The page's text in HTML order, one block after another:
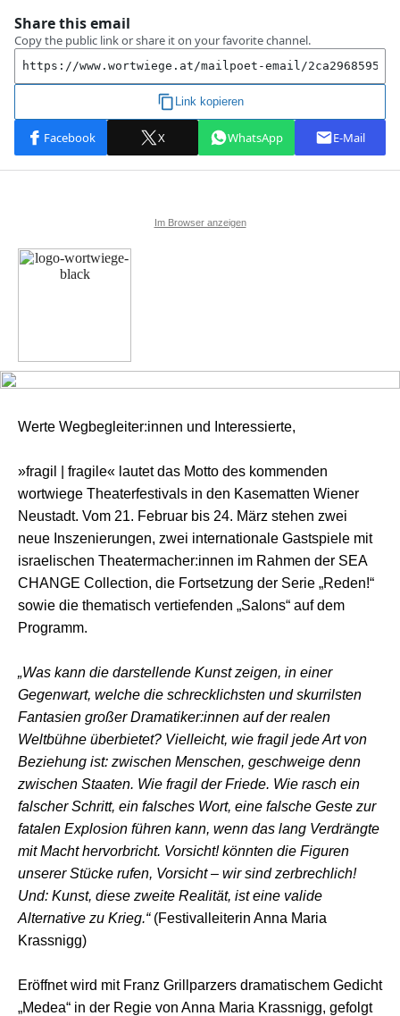
Im Browser anzeigen
Werte Wegbegleiter:innen und Interessierte,
»fragil | fragile« lautet das Motto des kommenden
wortwiege Theaterfestivals in den Kasematten Wiener
Neustadt. Vom 21. Februar bis 24. März stehen zwei
neue Inszenierungen, zwei internationale Gastspiele mit
israelischen Theatermacher:innen im Rahmen der SEA
CHANGE Collection, die Fortsetzung der Serie „Reden!“
sowie die thematisch vertiefenden „Salons“ auf dem
Programm.
„Was kann die darstellende Kunst zeigen, in einer
Gegenwart, welche die schrecklichsten und skurrilsten
Fantasien großer Dramatiker:innen auf der realen
Weltbühne überbietet? Vielleicht, wie fragil jede Art von
Beziehung ist: zwischen Menschen, geschweige denn
zwischen Staaten. Wie fragil der Friede. Wie rasch ein
falscher Schritt, ein falsches Wort, eine falsche Geste zur
fatalen Explosion führen kann, wenn das lang Verdrängte
mit Macht hervorbricht. Vorsicht! könnten die Figuren
unserer Stücke rufen, Vorsicht – wir sind zerbrechlich!
Und: Kunst, diese zweite Realität, ist eine valide
Alternative zu Krieg.“(Festivalleiterin Anna Maria
Krassnigg)
Eröffnet wird mit Franz Grillparzers dramatischem Gedicht
„Medea“ in der Regie von Anna Maria Krassnigg, gefolgt